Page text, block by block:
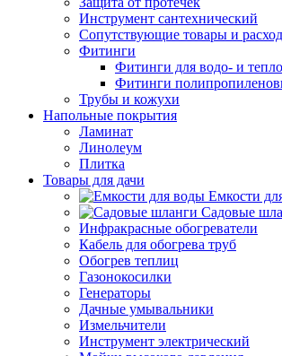
Инструмент сантехнический
Сопутствующие товары и
Фитинги
Фитинги для водо- и
Фитинги
Трубы и кожухи
Напольные покрытия
Ламинат
Линолеум
Плитка
Товары для дачи
Емкости
Садовые
Инфракрасные обогреватели
Кабель для обогрева труб
Обогрев теплиц
Газонокосилки
Генераторы
Дачные умывальники
Измельчители
Инструмент электрический